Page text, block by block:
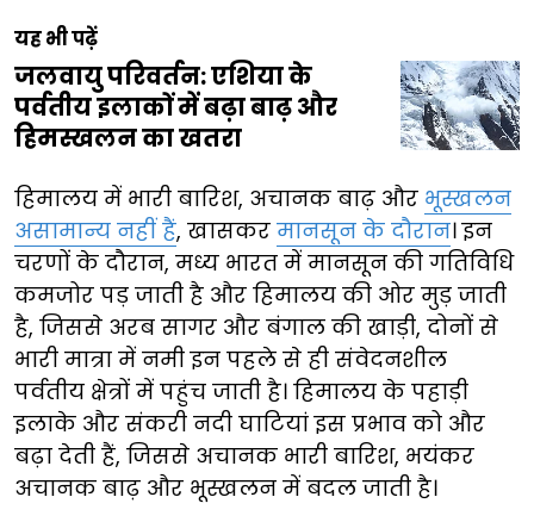
यह भी पढ़ें
जलवायु परिवर्तन: एशिया के
पर्वतीय इलाकों में बढ़ा बाढ़ और
हिमस्खलन का खतरा
हिमालय में भारी बारिश, अचानक बाढ़ और भूस्खलन
असामान्य नहीं हैं, खासकर मानसून के दौरान। इन
चरणों के दौरान, मध्य भारत में मानसून की गतिविधि
कमजोर पड़ जाती है और हिमालय की ओर मुड़ जाती
है, जिससे अरब सागर और बंगाल की खाड़ी, दोनों से
भारी मात्रा में नमी इन पहले से ही संवेदनशील
पर्वतीय क्षेत्रों में पहुंच जाती है। हिमालय के पहाड़ी
इलाके और संकरी नदी घाटियां इस प्रभाव को और
बढ़ा देती हैं, जिससे अचानक भारी बारिश, भयंकर
अचानक बाढ़ और भूस्खलन में बदल जाती है।